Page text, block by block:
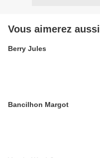
Vous aimerez aussi
Berry Jules
Bancilhon Margot